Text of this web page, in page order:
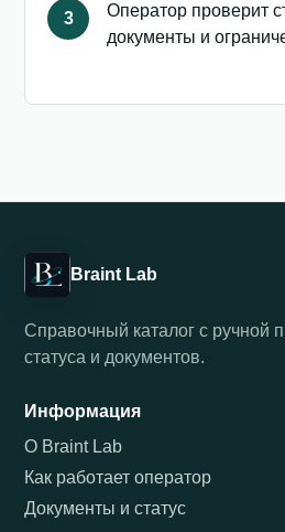
3
Оператор проверит
документы и
Braint Lab
Справочный каталог с ручной
статуса и документов.
Информация
О Braint Lab
Как работает оператор
Документы и статус